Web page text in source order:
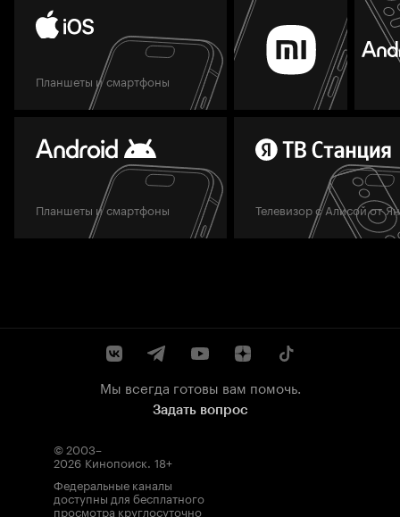
Планшеты и смартфоны
Планшеты и смартфоны Телевизор с Алисой от
Мы всегда готовы вам помочь.
Задать вопрос
© 2003–
2026 Кинопоиск. 18+
Федеральные каналы
доступны для бесплатного
просмотра круглосуточно